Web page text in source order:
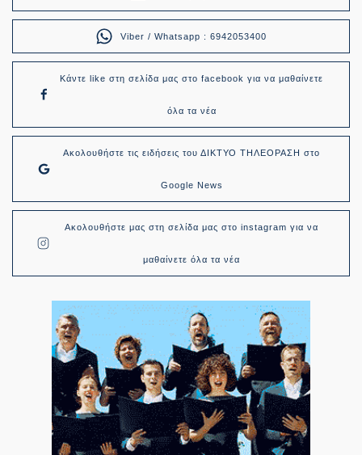
Viber / Whatsapp : 6942053400
Κάντε like στη σελίδα μας στο facebook για να μαθαίνετε
όλα τα νέα
Ακολουθήστε τις ειδήσεις του ΔΙΚΤΥΟ ΤΗΛΕΟΡΑΣΗ στο
Google News
Ακολουθήστε μας στη σελίδα μας στο instagram για να
μαθαίνετε όλα τα νέα